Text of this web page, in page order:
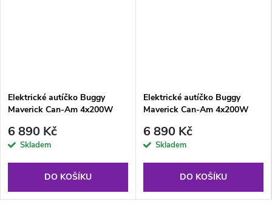
Elektrické autíčko Buggy
Maverick Can-Am 4x200W
6 890 Kč
Skladem
DO KOŠÍKU
Elektrické autíčko Buggy
Maverick Can-Am 4x200W
6 890 Kč
Skladem
DO KOŠÍKU